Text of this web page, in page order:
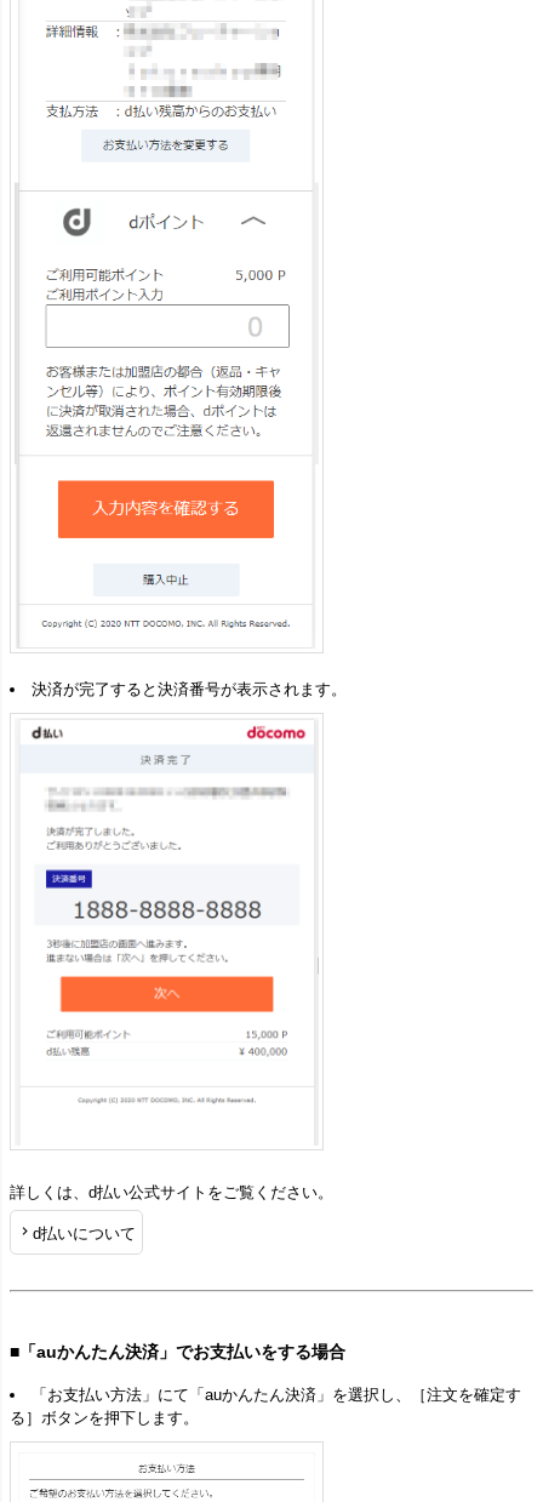
決済が完了すると決済番号が表示されます。
詳しくは、d払い公式サイトをご覧ください。
d払いについて
■「auかんたん決済」でお支払いをする場合
「お支払い方法」にて「auかんたん決済」を選択し、［注文を確定す
る］ボタンを押下します。